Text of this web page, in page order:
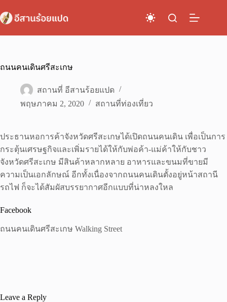
to
content
ถนนคนเดินศรีสะเกษ
สถานที่ อีสานร้อยแปด
พฤษภาคม 2, 2020
สถานที่ท่องเที่ยว
ประธานหอการค้าจังหวัดศรีสะเกษได้เปิดถนนคนเดิน เพื่อเป็นการ
กระตุ้นเศรษฐกิจและเพิ่มรายได้ให้กับพ่อค้า-แม่ค้าให้กับชาว
จังหวัดศรีสะเกษ มีสินค้าหลากหลาย อาหารและขนมที่ขายมี
ความเป็นเอกลักษณ์ อีกทั้งเนื่องจากถนนคนเดินตั้งอยู่หน้าสถานี
รถไฟ ก็จะได้สัมผัสบรรยากาศอีกแบบที่น่าหลงใหล
Facebook
ถนนคนเดินศรีสะเกษ Walking Street
Leave a Reply